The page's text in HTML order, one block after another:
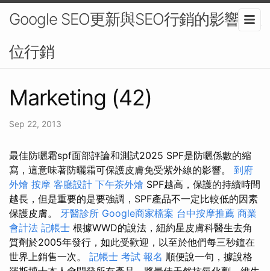
Google SEO更新與SEO行銷的影響-數
位行銷
Marketing (42)
Sep 22, 2013
最佳防曬霜spf面部評論和測試2025 SPF是防曬係數的縮
寫，這意味著防曬霜可保護皮膚免受紫外線的影響。 到府
外燴 按摩 客廳設計 下午茶外燴 SPF越高，保護的持續時間
越長，但是重要的是要強調，SPF產品不一定比較低的因素
保護皮膚。 牙醫診所 Google商家檔案 台中按摩推薦 商業
會計法 記帳士 根據WWD的說法，紐約星皮膚科醫生去角
質劑於2005年發行，如此受歡迎，以至於他們每三秒鐘在
世界上銷售一次。 記帳士 考試 報名 順便說一句，據說格